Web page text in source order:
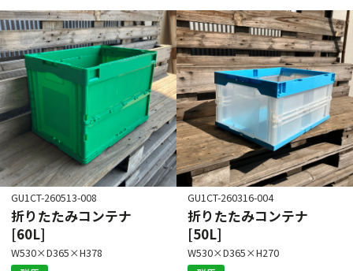
GU1CT-260513-008
折りたたみコンテナ
[60L]
W530×D365×H378
GU1CT-260316-004
折りたたみコンテナ
[50L]
W530×D365×H270